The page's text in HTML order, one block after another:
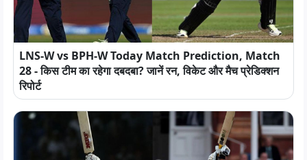
LNS-W vs BPH-W Today Match Prediction, Match
28 - किस टीम का रहेगा दबदबा? जानें रन, विकेट और मैच प्रेडिक्शन
रिपोर्ट